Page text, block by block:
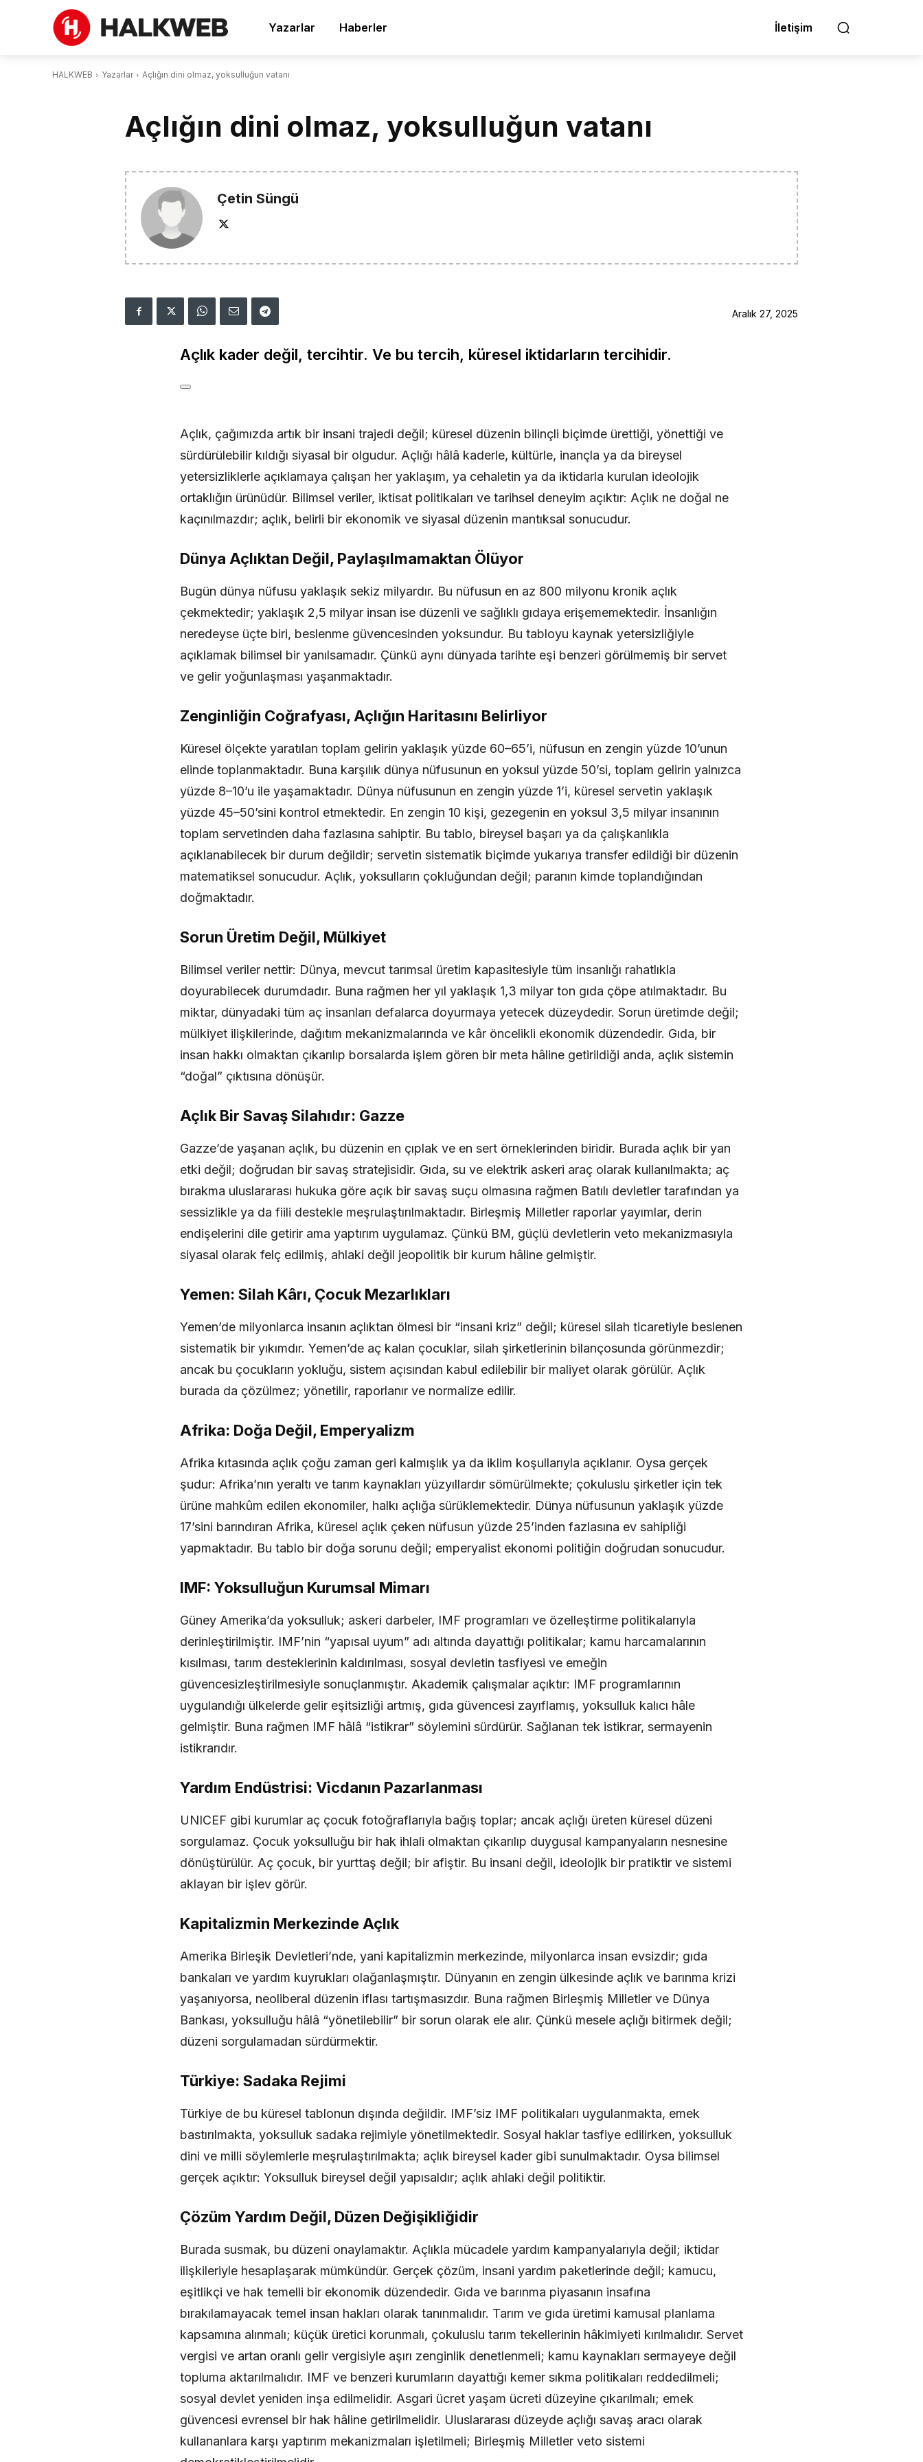
Yazarlar Haberler İletişim
HALKWEB Yazarlar Açlığın dini olmaz, yoksulluğun vatanı
Açlığın dini olmaz, yoksulluğun vatanı
Çetin Süngü
Aralık 27, 2025
Açlık kader değil, tercihtir. Ve bu tercih, küresel iktidarların tercihidir.
Açlık, çağımızda artık bir insani trajedi değil; küresel düzenin bilinçli biçimde ürettiği, yönettiği ve
sürdürülebilir kıldığı siyasal bir olgudur. Açlığı hâlâ kaderle, kültürle, inançla ya da bireysel
yetersizliklerle açıklamaya çalışan her yaklaşım, ya cehaletin ya da iktidarla kurulan ideolojik
ortaklığın ürünüdür. Bilimsel veriler, iktisat politikaları ve tarihsel deneyim açıktır: Açlık ne doğal ne
kaçınılmazdır; açlık, belirli bir ekonomik ve siyasal düzenin mantıksal sonucudur.
Dünya Açlıktan Değil, Paylaşılmamaktan Ölüyor
Bugün dünya nüfusu yaklaşık sekiz milyardır. Bu nüfusun en az 800 milyonu kronik açlık
çekmektedir; yaklaşık 2,5 milyar insan ise düzenli ve sağlıklı gıdaya erişememektedir. İnsanlığın
neredeyse üçte biri, beslenme güvencesinden yoksundur. Bu tabloyu kaynak yetersizliğiyle
açıklamak bilimsel bir yanılsamadır. Çünkü aynı dünyada tarihte eşi benzeri görülmemiş bir servet
ve gelir yoğunlaşması yaşanmaktadır.
Zenginliğin Coğrafyası, Açlığın Haritasını Belirliyor
Küresel ölçekte yaratılan toplam gelirin yaklaşık yüzde 60–65’i, nüfusun en zengin yüzde 10’unun
elinde toplanmaktadır. Buna karşılık dünya nüfusunun en yoksul yüzde 50’si, toplam gelirin yalnızca
yüzde 8–10’u ile yaşamaktadır. Dünya nüfusunun en zengin yüzde 1’i, küresel servetin yaklaşık
yüzde 45–50’sini kontrol etmektedir. En zengin 10 kişi, gezegenin en yoksul 3,5 milyar insanının
toplam servetinden daha fazlasına sahiptir. Bu tablo, bireysel başarı ya da çalışkanlıkla
açıklanabilecek bir durum değildir; servetin sistematik biçimde yukarıya transfer edildiği bir düzenin
matematiksel sonucudur. Açlık, yoksulların çokluğundan değil; paranın kimde toplandığından
doğmaktadır.
Sorun Üretim Değil, Mülkiyet
Bilimsel veriler nettir: Dünya, mevcut tarımsal üretim kapasitesiyle tüm insanlığı rahatlıkla
doyurabilecek durumdadır. Buna rağmen her yıl yaklaşık 1,3 milyar ton gıda çöpe atılmaktadır. Bu
miktar, dünyadaki tüm aç insanları defalarca doyurmaya yetecek düzeydedir. Sorun üretimde değil;
mülkiyet ilişkilerinde, dağıtım mekanizmalarında ve kâr öncelikli ekonomik düzendedir. Gıda, bir
insan hakkı olmaktan çıkarılıp borsalarda işlem gören bir meta hâline getirildiği anda, açlık sistemin
“doğal” çıktısına dönüşür.
Açlık Bir Savaş Silahıdır: Gazze
Gazze’de yaşanan açlık, bu düzenin en çıplak ve en sert örneklerinden biridir. Burada açlık bir yan
etki değil; doğrudan bir savaş stratejisidir. Gıda, su ve elektrik askeri araç olarak kullanılmakta; aç
bırakma uluslararası hukuka göre açık bir savaş suçu olmasına rağmen Batılı devletler tarafından ya
sessizlikle ya da fiili destekle meşrulaştırılmaktadır. Birleşmiş Milletler raporlar yayımlar, derin
endişelerini dile getirir ama yaptırım uygulamaz. Çünkü BM, güçlü devletlerin veto mekanizmasıyla
siyasal olarak felç edilmiş, ahlaki değil jeopolitik bir kurum hâline gelmiştir.
Yemen: Silah Kârı, Çocuk Mezarlıkları
Yemen’de milyonlarca insanın açlıktan ölmesi bir “insani kriz” değil; küresel silah ticaretiyle beslenen
sistematik bir yıkımdır. Yemen’de aç kalan çocuklar, silah şirketlerinin bilançosunda görünmezdir;
ancak bu çocukların yokluğu, sistem açısından kabul edilebilir bir maliyet olarak görülür. Açlık
burada da çözülmez; yönetilir, raporlanır ve normalize edilir.
Afrika: Doğa Değil, Emperyalizm
Afrika kıtasında açlık çoğu zaman geri kalmışlık ya da iklim koşullarıyla açıklanır. Oysa gerçek
şudur: Afrika’nın yeraltı ve tarım kaynakları yüzyıllardır sömürülmekte; çokuluslu şirketler için tek
ürüne mahkûm edilen ekonomiler, halkı açlığa sürüklemektedir. Dünya nüfusunun yaklaşık yüzde
17’sini barındıran Afrika, küresel açlık çeken nüfusun yüzde 25’inden fazlasına ev sahipliği
yapmaktadır. Bu tablo bir doğa sorunu değil; emperyalist ekonomi politiğin doğrudan sonucudur.
IMF: Yoksulluğun Kurumsal Mimarı
Güney Amerika’da yoksulluk; askeri darbeler, IMF programları ve özelleştirme politikalarıyla
derinleştirilmiştir. IMF’nin “yapısal uyum” adı altında dayattığı politikalar; kamu harcamalarının
kısılması, tarım desteklerinin kaldırılması, sosyal devletin tasfiyesi ve emeğin
güvencesizleştirilmesiyle sonuçlanmıştır. Akademik çalışmalar açıktır: IMF programlarının
uygulandığı ülkelerde gelir eşitsizliği artmış, gıda güvencesi zayıflamış, yoksulluk kalıcı hâle
gelmiştir. Buna rağmen IMF hâlâ “istikrar” söylemini sürdürür. Sağlanan tek istikrar, sermayenin
istikrarıdır.
Yardım Endüstrisi: Vicdanın Pazarlanması
UNICEF gibi kurumlar aç çocuk fotoğraflarıyla bağış toplar; ancak açlığı üreten küresel düzeni
sorgulamaz. Çocuk yoksulluğu bir hak ihlali olmaktan çıkarılıp duygusal kampanyaların nesnesine
dönüştürülür. Aç çocuk, bir yurttaş değil; bir afiştir. Bu insani değil, ideolojik bir pratiktir ve sistemi
aklayan bir işlev görür.
Kapitalizmin Merkezinde Açlık
Amerika Birleşik Devletleri’nde, yani kapitalizmin merkezinde, milyonlarca insan evsizdir; gıda
bankaları ve yardım kuyrukları olağanlaşmıştır. Dünyanın en zengin ülkesinde açlık ve barınma krizi
yaşanıyorsa, neoliberal düzenin iflası tartışmasızdır. Buna rağmen Birleşmiş Milletler ve Dünya
Bankası, yoksulluğu hâlâ “yönetilebilir” bir sorun olarak ele alır. Çünkü mesele açlığı bitirmek değil;
düzeni sorgulamadan sürdürmektir.
Türkiye: Sadaka Rejimi
Türkiye de bu küresel tablonun dışında değildir. IMF’siz IMF politikaları uygulanmakta, emek
bastırılmakta, yoksulluk sadaka rejimiyle yönetilmektedir. Sosyal haklar tasfiye edilirken, yoksulluk
dini ve milli söylemlerle meşrulaştırılmakta; açlık bireysel kader gibi sunulmaktadır. Oysa bilimsel
gerçek açıktır: Yoksulluk bireysel değil yapısaldır; açlık ahlaki değil politiktir.
Çözüm Yardım Değil, Düzen Değişikliğidir
Burada susmak, bu düzeni onaylamaktır. Açlıkla mücadele yardım kampanyalarıyla değil; iktidar
ilişkileriyle hesaplaşarak mümkündür. Gerçek çözüm, insani yardım paketlerinde değil; kamucu,
eşitlikçi ve hak temelli bir ekonomik düzendedir. Gıda ve barınma piyasanın insafına
bırakılamayacak temel insan hakları olarak tanınmalıdır. Tarım ve gıda üretimi kamusal planlama
kapsamına alınmalı; küçük üretici korunmalı, çokuluslu tarım tekellerinin hâkimiyeti kırılmalıdır. Servet
vergisi ve artan oranlı gelir vergisiyle aşırı zenginlik denetlenmeli; kamu kaynakları sermayeye değil
topluma aktarılmalıdır. IMF ve benzeri kurumların dayattığı kemer sıkma politikaları reddedilmeli;
sosyal devlet yeniden inşa edilmelidir. Asgari ücret yaşam ücreti düzeyine çıkarılmalı; emek
güvencesi evrensel bir hak hâline getirilmelidir. Uluslararası düzeyde açlığı savaş aracı olarak
kullananlara karşı yaptırım mekanizmaları işletilmeli; Birleşmiş Milletler veto sistemi